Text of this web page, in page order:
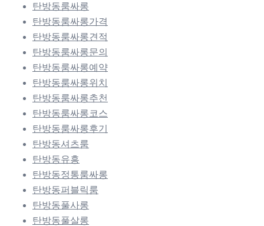
탄방동룸싸롱
탄방동룸싸롱가격
탄방동룸싸롱견적
탄방동룸싸롱문의
탄방동룸싸롱예약
탄방동룸싸롱위치
탄방동룸싸롱추천
탄방동룸싸롱코스
탄방동룸싸롱후기
탄방동셔츠룸
탄방동유흥
탄방동정통룸싸롱
탄방동퍼블릭룸
탄방동풀사롱
탄방동풀살롱